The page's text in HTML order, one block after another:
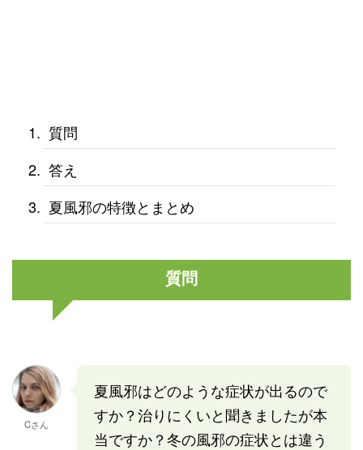
質問
答え
夏風邪の特徴とまとめ
質問
Cさん
夏風邪はどのような症状が出るので
すか？治りにくいと聞きましたが本
当ですか？冬の風邪の症状とは違う